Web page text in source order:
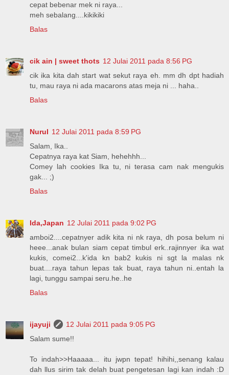
cepat bebenar mek ni raya...
meh sebalang....kikikiki
Balas
cik ain | sweet thots 12 Julai 2011 pada 8:56 PG
cik ika kita dah start wat sekut raya eh. mm dh dpt hadiah
tu, mau raya ni ada macarons atas meja ni ... haha..
Balas
Nurul 12 Julai 2011 pada 8:59 PG
Salam, Ika..
Cepatnya raya kat Siam, hehehhh...
Comey lah cookies Ika tu, ni terasa cam nak mengukis
gak... ;)
Balas
Ida,Japan 12 Julai 2011 pada 9:02 PG
amboi2....cepatnyer adik kita ni nk raya, dh posa belum ni
heee...anak bulan siam cepat timbul erk..rajinnyer ika wat
kukis, comei2...k'ida kn bab2 kukis ni sgt la malas nk
buat....raya tahun lepas tak buat, raya tahun ni..entah la
lagi, tunggu sampai seru.he..he
Balas
ijayuji
12 Julai 2011 pada 9:05 PG
Salam sume!!
To indah>>Haaaaa... itu jwpn tepat! hihihi,,senang kalau
dah llus sirim tak delah buat pengetesan lagi kan indah :D